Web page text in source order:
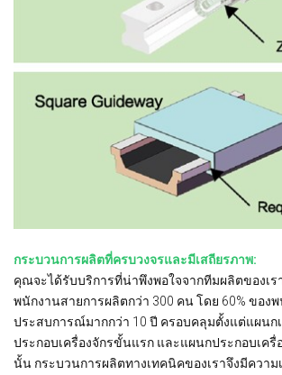
กระบวนการผลิตที่ครบวงจรและมีเสถียรภาพ:
คุณจะได้รับบริการที่น่าพึงพอใจจากทีมผลิตของเร
พนักงานสายการผลิตกว่า 300 คน โดย 60% ของ
ประสบการณ์มากกว่า 10 ปี ครอบคลุมตั้งแต่แผนก
ประกอบเครื่องจักรขั้นแรก และแผนกประกอบเครื่
นั้น กระบวนการผลิตทางเทคนิคของเราจึงมีความ